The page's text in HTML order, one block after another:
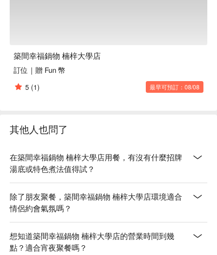
🍽️ 口碑必點
【雞腿排鍋】雞腿鮮嫩多汁，湯底清爽
【雪花豬肉鍋】豬肉細膩，湯底濃郁滑順
【日式煎茶】香氣清新，茶味醇厚
【烏梅汁】酸甜迷人，清涼解渴
💡 未成年請勿飲酒；禁止酒駕
築間幸福鍋物 楠梓大學店
訂位｜贈 Fun 幣
5 (1) 最早可預訂：08/08
其他人也問了
在築間幸福鍋物 楠梓大學店用餐，有沒有什麼招牌
湯底或特色煮法值得試？
除了朋友聚餐，築間幸福鍋物 楠梓大學店環境適合
情侶約會氣氛嗎？
想知道築間幸福鍋物 楠梓大學店的營業時間到幾
點？適合宵夜聚餐嗎？